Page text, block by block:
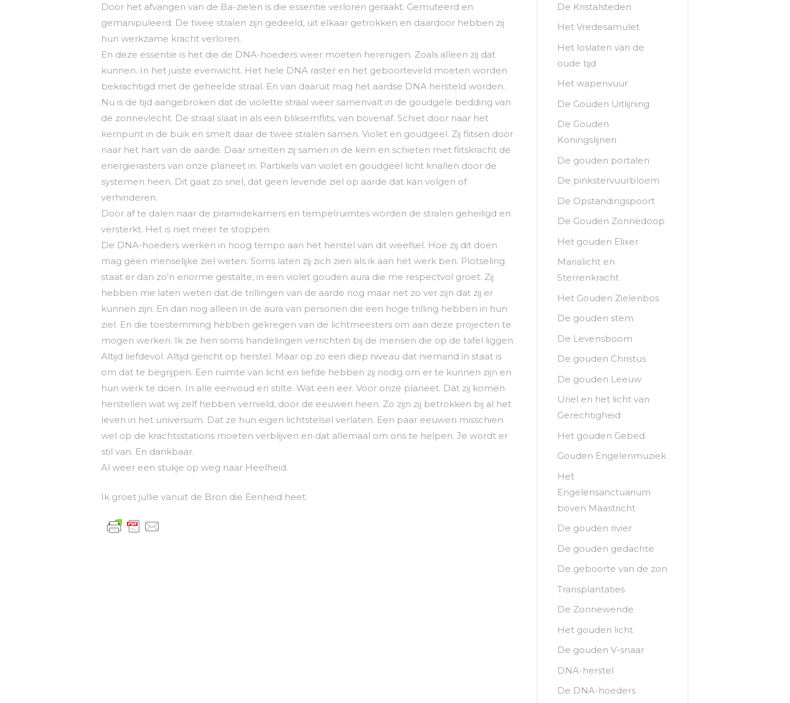
Door het afvangen van de Ba-zielen is die essentie verloren geraakt. Gemuteerd en
gemanipuleerd. De twee stralen zijn gedeeld, uit elkaar getrokken en daardoor hebben zij
hun werkzame kracht verloren.
En deze essentie is het die de DNA-hoeders weer moeten herenigen. Zoals alleen zij dat
kunnen. In het juiste evenwicht. Het hele DNA raster en het geboorteveld moeten worden
bekrachtigd met de geheelde straal. En van daaruit mag het aardse DNA hersteld worden.
Nu is de tijd aangebroken dat de violette straal weer samenvalt in de goudgele bedding van
de zonnevlecht. De straal slaat in als een bliksemflits, van bovenaf. Schiet door naar het
kernpunt in de buik en smelt daar de twee stralen samen. Violet en goudgeel. Zij flitsen door
naar het hart van de aarde. Daar smelten zij samen in de kern en schieten met flitskracht de
energierasters van onze planeet in. Partikels van violet en goudgeel licht knallen door de
systemen heen. Dit gaat zo snel, dat geen levende ziel op aarde dat kan volgen of
verhinderen.
Door af te dalen naar de piramidekamers en tempelruimtes worden de stralen geheiligd en
versterkt. Het is niet meer te stoppen.
De DNA-hoeders werken in hoog tempo aan het herstel van dit weefsel. Hoe zij dit doen
mag geen menselijke ziel weten. Soms laten zij zich zien als ik aan het werk ben. Plotseling
staat er dan zo'n enorme gestalte, in een violet gouden aura die me respectvol groet. Zij
hebben me laten weten dat de trillingen van de aarde nog maar net zo ver zijn dat zij er
kunnen zijn. En dan nog alleen in de aura van personen die een hoge trilling hebben in hun
ziel. En die toestemming hebben gekregen van de lichtmeesters om aan deze projecten te
mogen werken. Ik zie hen soms handelingen verrichten bij de mensen die op de tafel liggen.
Altijd liefdevol. Altijd gericht op herstel. Maar op zo een diep niveau dat niemand in staat is
om dat te begrijpen. Een ruimte van licht en liefde hebben zij nodig om er te kunnen zijn en
hun werk te doen. In alle eenvoud en stilte. Wat een eer. Voor onze planeet. Dat zij komen
herstellen wat wij zelf hebben vernield, door de eeuwen heen. Zo zijn zij betrokken bij al het
leven in het universum. Dat ze hun eigen lichtstelsel verlaten. Een paar eeuwen misschien
wel op de krachtsstations moeten verblijven en dat allemaal om ons te helpen. Je wordt er
stil van. En dankbaar.
Al weer een stukje op weg naar Heelheid.
Ik groet jullie vanuit de Bron die Eenheid heet.
De Kristalsteden
Het Vredesamulet
Het loslaten van de
oude tijd
Het wapenvuur
De Gouden Uitlijning
De Gouden
Koningslijnen
De gouden portalen
De pinkstervuurbloem
De Opstandingspoort
De Gouden Zonnedoop
Het gouden Elixer
Marialicht en
Sterrenkracht
Het Gouden Zielenbos
De gouden stem
De Levensboom
De gouden Christus
De gouden Leeuw
Uriel en het licht van
Gerechtigheid
Het gouden Gebed
Gouden Engelenmuziek
Het
Engelensanctuarium
boven Maastricht
De gouden rivier
De gouden gedachte
De geboorte van de zon
Transplantaties
De Zonnewende
Het gouden licht
De gouden V-snaar
DNA-herstel
De DNA-hoeders